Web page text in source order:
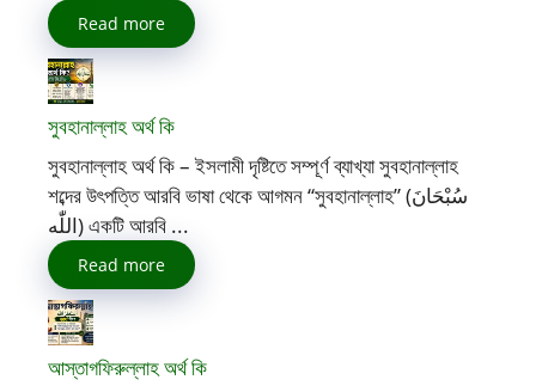
Read more
সুবহানাল্লাহ অর্থ কি
সুবহানাল্লাহ অর্থ কি – ইসলামী দৃষ্টিতে সম্পূর্ণ ব্যাখ্যা সুবহানাল্লাহ
শব্দের উৎপত্তি আরবি ভাষা থেকে আগমন “সুবহানাল্লাহ” (سُبْحَانَ
اللّٰه) একটি আরবি ...
Read more
আস্তাগফিরুল্লাহ অর্থ কি